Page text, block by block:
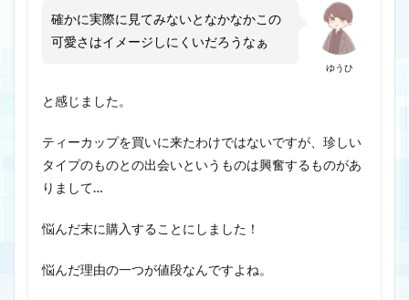
ゆうひ
確かに実際に見てみないとなかなかこの
可愛さはイメージしにくいだろうなぁ
と感じました。
ティーカップを買いに来たわけではないですが、珍しい
タイプのものとの出会いというものは興奮するものがあ
りまして…
悩んだ末に購入することにしました！
悩んだ理由の一つが値段なんですよね。